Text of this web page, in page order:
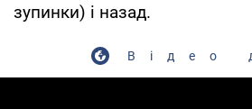
зупинки) і назад.
Відео